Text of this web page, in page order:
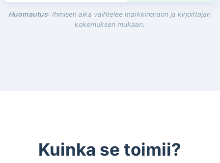
Huomautus: Ihmisen aika vaihtelee markkinaraon ja kirjoittajan
kokemuksen mukaan.
Kuinka se toimii?